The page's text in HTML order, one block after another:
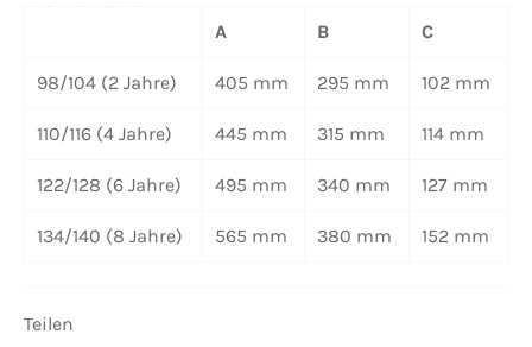
A
B C
98/104 (2 Jahre) 405 mm 295 mm 102 mm
110/116 (4 Jahre) 445 mm 315 mm 114 mm
122/128 (6 Jahre) 495 mm 340 mm 127 mm
134/140 (8 Jahre) 565 mm 380 mm 152 mm
Teilen